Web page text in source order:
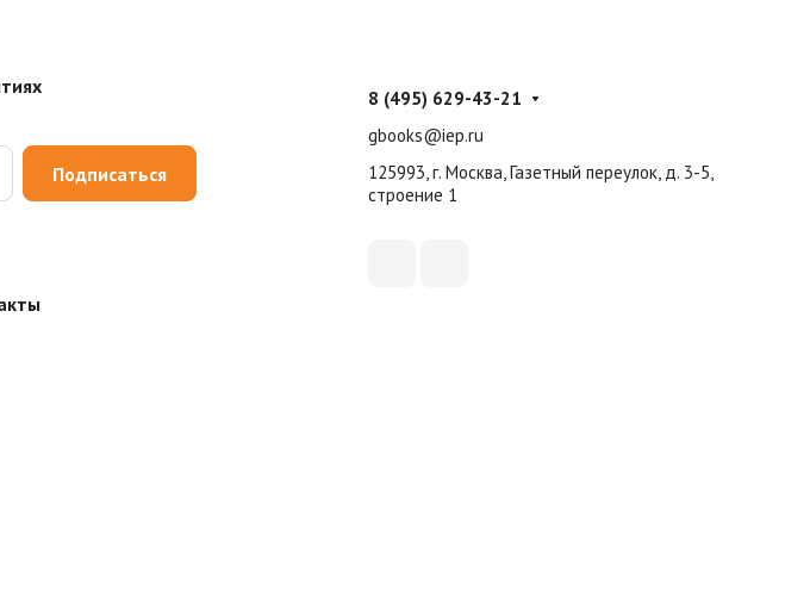
Подписаться
8 (495) 629-43-21
gbooks@iep.ru
125993, г. Москва, Газетный переулок, д. 3-5,
строение 1